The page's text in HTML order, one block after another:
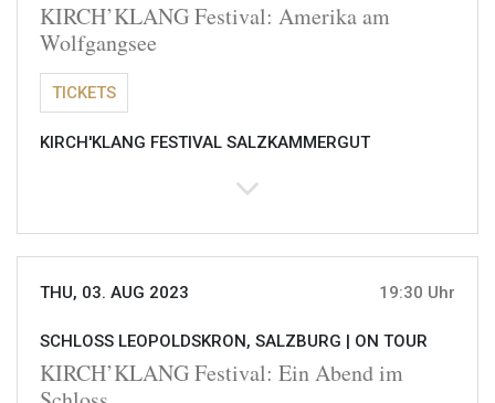
KIRCH’KLANG Festival: Amerika am
Wolfgangsee
TICKETS
KIRCH'KLANG FESTIVAL SALZKAMMERGUT
THU, 03. AUG 2023 19:30 Uhr
SCHLOSS LEOPOLDSKRON, SALZBURG | ON TOUR
KIRCH’KLANG Festival: Ein Abend im